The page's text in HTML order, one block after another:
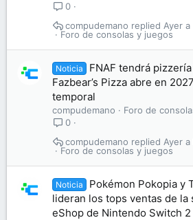
0
Foro de consolas y juegos
Ayer a
compudemano
Noticia
FNAF tendrá
Fazbear’s Pizza abre en
temporal
compudemano
Foro de
0
Foro de consolas y juegos
Ayer a
compudemano
Noticia
Pokémon Pokopia y
lideran los tops ventas de la
eShop de Nintendo Switch